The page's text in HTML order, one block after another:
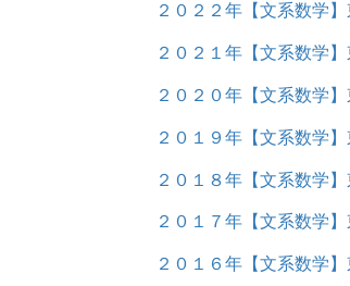
２０２２年【文系数学
２０２１年【文系数学
２０２０年【文系数学
２０１９年【文系数学
２０１８年【文系数学
２０１７年【文系数学
２０１６年【文系数学